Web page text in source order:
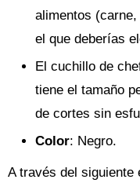
alimentos
el que deberías
El cuchillo de
tiene el tamaño
de cortes sin
Color: Negro.
A través del siguiente